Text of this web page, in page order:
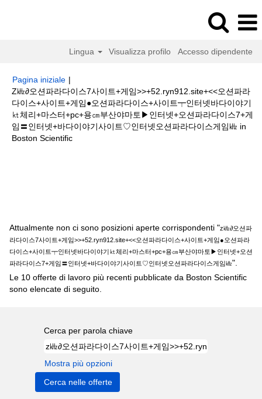
Lingua Visualizza profilo Accesso dipendente
Pagina iniziale |
Z㎑∂오션파라다이스7사이트+게임>>+52.ryn912.site+<<오션파라
다이스+사이트+게임●오션파라다이스+사이트┯인터넷바다이야기
㏏체리+마스터+pc+용㎝부산야마토▶인터넷+오션파라다이스7+게
임〓인터넷+바다이야기사이트♡인터넷오션파라다이스게임㎑ in
Boston Scientific(pagina
Attualmente non ci sono posizioni aperte corrispondenti "z㎑∂오션파
라다이스7사이트+게임>>+52.ryn912.site+<<오션파라다이스+사이트+게임●오션파라
다이스+사이트┯인터넷바다이야기㏏체리+마스터+pc+용㎝부산야마토▶인터넷+오션
파라다이스7+게임〓인터넷+바다이야기사이트♡인터넷오션파라다이스게임㎑".
Le 10 offerte di lavoro più recenti pubblicate da Boston Scientific
sono elencate di seguito.
Cerca per parola chiave
Mostra più opzioni